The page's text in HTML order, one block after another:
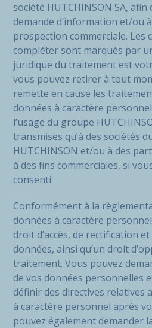
société HUTCHINSON SA,
demande d’information et/ou
prospection commerciale. Les
compléter sont marqués par
juridique du traitement est
vous pouvez retirer à tout
remette en cause les
données à caractère
l’usage du groupe
transmises qu’à des sociétés
HUTCHINSON et/ou à des
à des fins commerciales, si
consenti.
Conformément à la
données à caractère
droit d’accès, de rectification
données, ainsi qu’un droit
traitement. Vous pouvez
de vos données personnelles
définir des directives relatives
à caractère personnel après
pouvez également demander